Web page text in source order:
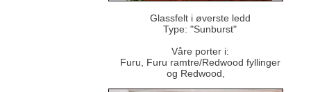
Glassfelt i øverste ledd
Type: "Sunburst"
Våre porter i:
Furu, Furu ramtre/Redwood fyllinger
og Redwood,